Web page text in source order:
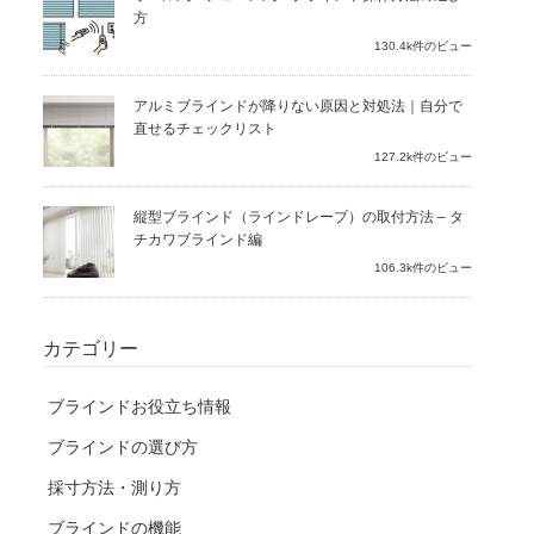
方
130.4k件のビュー
アルミブラインドが降りない原因と対処法｜自分で
直せるチェックリスト
127.2k件のビュー
縦型ブラインド（ラインドレープ）の取付方法 – タ
チカワブラインド編
106.3k件のビュー
カテゴリー
ブラインドお役立ち情報
ブラインドの選び方
採寸方法・測り方
ブラインドの機能